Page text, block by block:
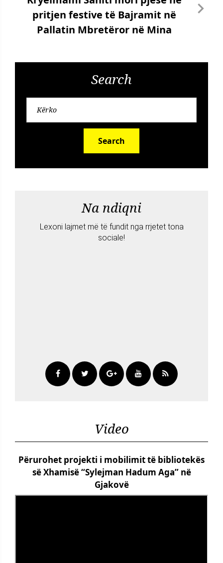
pritjen festive të Bajramit në
Pallatin Mbretëror në Mina
Search
Search
Na ndiqni
Lexoni lajmet më të fundit nga rrjetet tona
sociale!
Video
Përurohet projekti i mobilimit të bibliotekës
së Xhamisë “Sylejman Hadum Aga” në
Gjakovë